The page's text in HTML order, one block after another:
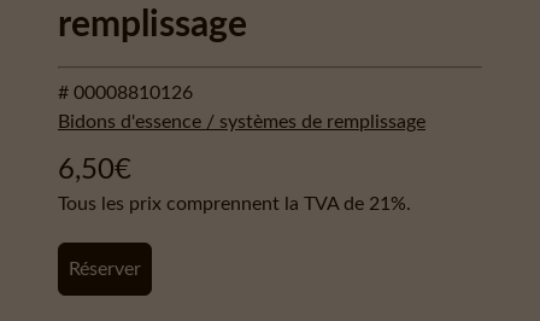
remplissage
# 00008810126
Bidons d'essence / systèmes de remplissage
6,50€
Tous les prix comprennent la TVA de 21%.
Réserver